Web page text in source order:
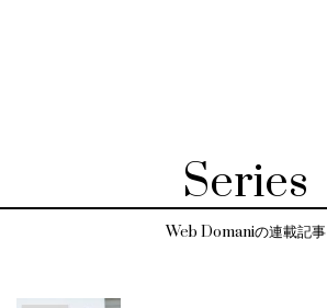
Series
Web Domaniの連載記事